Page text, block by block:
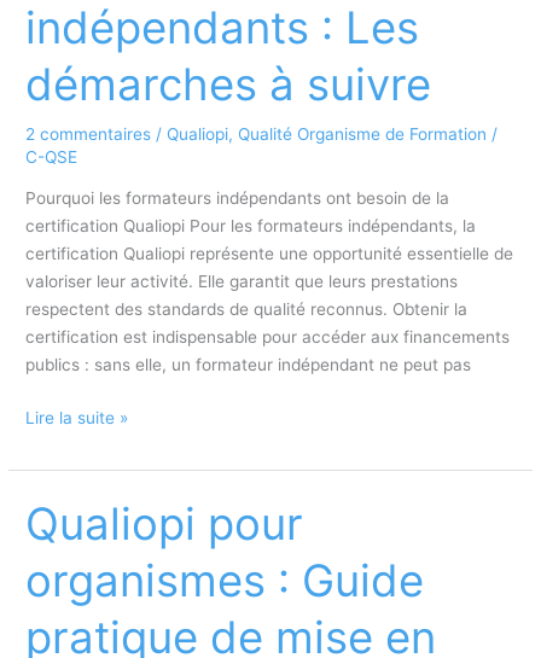
indépendants : Les
démarches à suivre
2 commentaires / Qualiopi, Qualité Organisme de Formation /
C-QSE
Pourquoi les formateurs indépendants ont besoin de la
certification Qualiopi Pour les formateurs indépendants, la
certification Qualiopi représente une opportunité essentielle de
valoriser leur activité. Elle garantit que leurs prestations
respectent des standards de qualité reconnus. Obtenir la
certification est indispensable pour accéder aux financements
publics : sans elle, un formateur indépendant ne peut pas
Qualiopi
formateurs
:
démarches
suivre
Lire la suite »
Qualiopi pour
organismes : Guide
pratique de mise en